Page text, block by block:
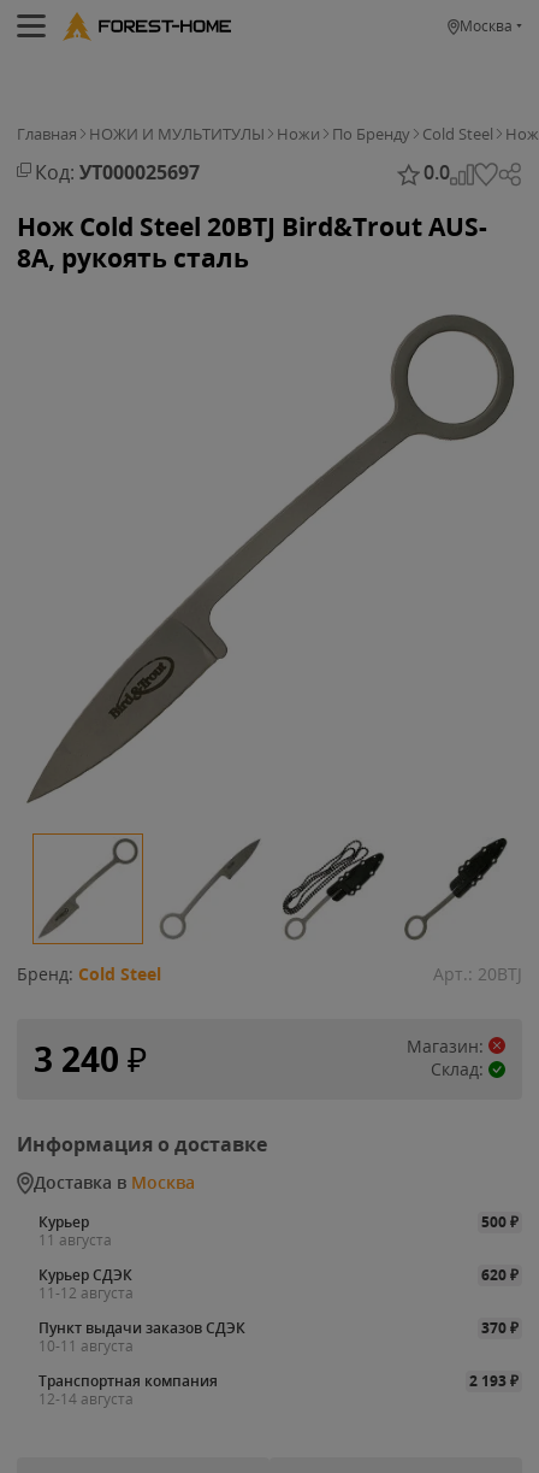
Москва
Главная НОЖИ И МУЛЬТИТУЛЫ Ножи По Бренду Cold Steel
Код: УТ000025697 0.0
Нож Cold Steel 20BTJ Bird&Trout AUS-
8A, рукоять сталь
Бренд: Cold Steel Арт.: 20BTJ
3 240 ₽
Магазин:
Склад:
Информация о доставке
Доставка в Москва
Курьер 500₽
11 августа
Курьер СДЭК
620₽
11-12 августа
Пункт выдачи заказов СДЭК
370₽
10-11 августа
Транспортная компания
2 193₽
12-14 августа